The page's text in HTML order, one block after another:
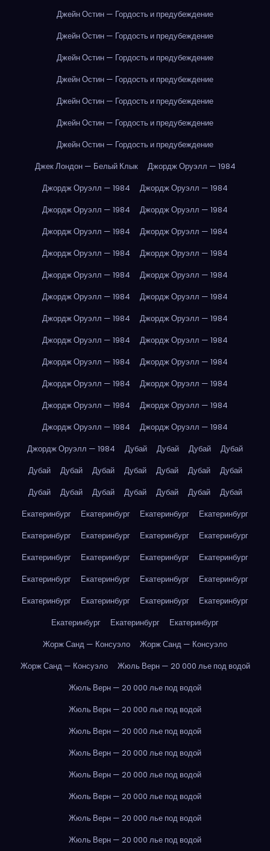
Джейн Остин — Гордость и предубеждение
Джейн Остин — Гордость и предубеждение
Джейн Остин — Гордость и предубеждение
Джейн Остин — Гордость и предубеждение
Джейн Остин — Гордость и предубеждение
Джейн Остин — Гордость и предубеждение
Джейн Остин — Гордость и предубеждение
Джек Лондон — Белый Клык
Джордж Оруэлл — 1984
Джордж Оруэлл — 1984
Джордж Оруэлл — 1984
Джордж Оруэлл — 1984
Джордж Оруэлл — 1984
Джордж Оруэлл — 1984
Джордж Оруэлл — 1984
Джордж Оруэлл — 1984
Джордж Оруэлл — 1984
Джордж Оруэлл — 1984
Джордж Оруэлл — 1984
Джордж Оруэлл — 1984
Джордж Оруэлл — 1984
Джордж Оруэлл — 1984
Джордж Оруэлл — 1984
Джордж Оруэлл — 1984
Джордж Оруэлл — 1984
Джордж Оруэлл — 1984
Джордж Оруэлл — 1984
Джордж Оруэлл — 1984
Джордж Оруэлл — 1984
Джордж Оруэлл — 1984
Джордж Оруэлл — 1984
Джордж Оруэлл — 1984
Джордж Оруэлл — 1984
Джордж Оруэлл — 1984
Дубай Дубай Дубай
Дубай
Дубай
Дубай Дубай Дубай Дубай Дубай
Дубай
Дубай
Дубай Дубай Дубай Дубай Дубай
Дубай
Екатеринбург
Екатеринбург Екатеринбург
Екатеринбург
Екатеринбург
Екатеринбург Екатеринбург
Екатеринбург
Екатеринбург
Екатеринбург Екатеринбург
Екатеринбург
Екатеринбург
Екатеринбург Екатеринбург
Екатеринбург
Екатеринбург
Екатеринбург Екатеринбург
Екатеринбург
Екатеринбург
Екатеринбург
Екатеринбург
Жорж Санд — Консуэло
Жорж Санд — Консуэло
Жорж Санд — Консуэло
Жюль Верн — 20 000 лье под водой
Жюль Верн — 20 000 лье под водой
Жюль Верн — 20 000 лье под водой
Жюль Верн — 20 000 лье под водой
Жюль Верн — 20 000 лье под водой
Жюль Верн — 20 000 лье под водой
Жюль Верн — 20 000 лье под водой
Жюль Верн — 20 000 лье под водой
Жюль Верн — 20 000 лье под водой